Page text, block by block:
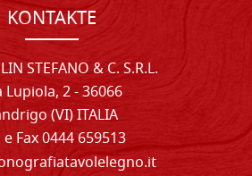
KONTAKTE
STEFANO & C. S.R.L.
Lupiola, 2 - 36066
(VI) ITALIA
e Fax 0444 659513